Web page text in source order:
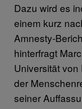
Dazu wird es
einem kurz
Amnesty-
hinterfragt
Universität
der
seiner